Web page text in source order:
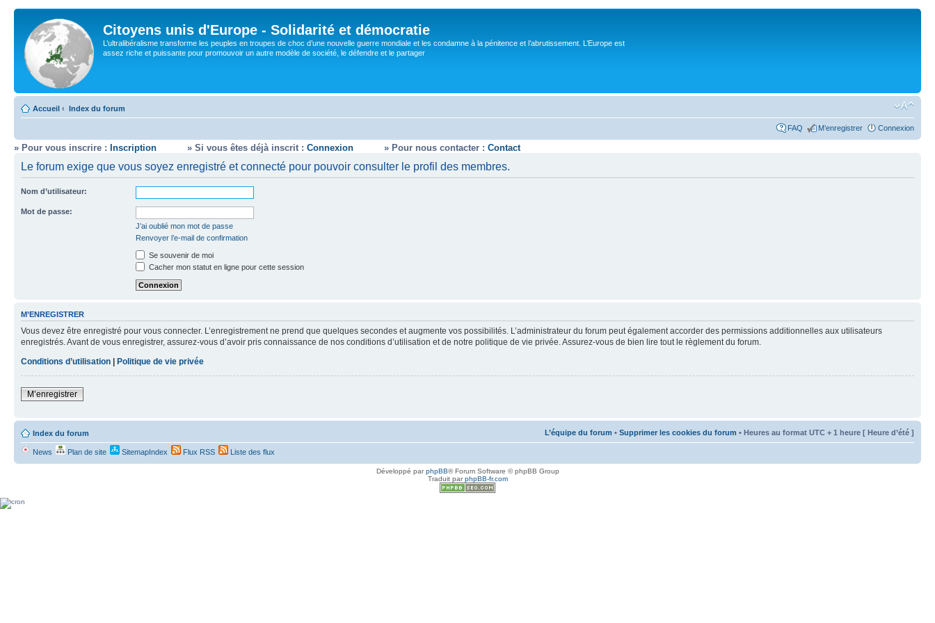
Citoyens unis d'Europe - Solidarité et démocratie
L’ultralibéralisme transforme les peuples en troupes de choc d’une nouvelle guerre mondiale et les condamne à la pénitence et l’abrutissement. L’Europe est
assez riche et puissante pour promouvoir un autre modèle de société, le défendre et le partager
Accueil ‹ Index du forum
FAQ M’enregistrer Connexion
» Pour vous inscrire : Inscription » Si vous êtes déjà inscrit : Connexion » Pour nous contacter : Contact
Le forum exige que vous soyez enregistré et connecté pour pouvoir consulter le profil des membres.
Nom d’utilisateur:
Mot de passe:
J’ai oublié mon mot de passe
Renvoyer l’e-mail de confirmation
Se souvenir de moi
Cacher mon statut en ligne pour cette session
M’ENREGISTRER
Vous devez être enregistré pour vous connecter. L’enregistrement ne prend que quelques secondes et augmente vos possibilités. L’administrateur du forum peut également accorder des permissions additionnelles aux utilisateurs
enregistrés. Avant de vous enregistrer, assurez-vous d’avoir pris connaissance de nos conditions d’utilisation et de notre politique de vie privée. Assurez-vous de bien lire tout le règlement du forum.
Conditions d’utilisation | Politique de vie privée
M’enregistrer
Index du forum L’équipe du forum • Supprimer les cookies du forum • Heures au format UTC + 1 heure [ Heure d’été ]
News Plan de site SitemapIndex Flux RSS Liste des flux
Développé parphpBB® Forum Software © phpBB Group
Traduit parphpBB-fr.com